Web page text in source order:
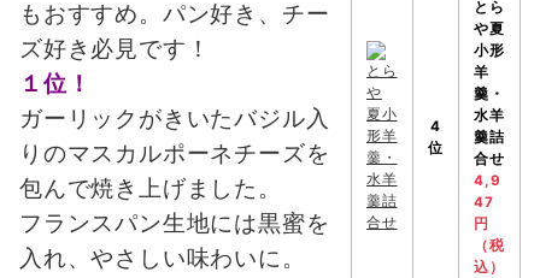
もおすすめ。パン好き、チー
ズ好き必見です！
１位！
ガーリックがきいたバジル入
りのマスカルポーネチーズを
包んで焼き上げました。
フランスパン生地には黒蜜を
入れ、やさしい味わいに。
4
位
とら
や夏
小形
羊
羹・
水羊
羹詰
合せ
4,9
47
円
（税
込）